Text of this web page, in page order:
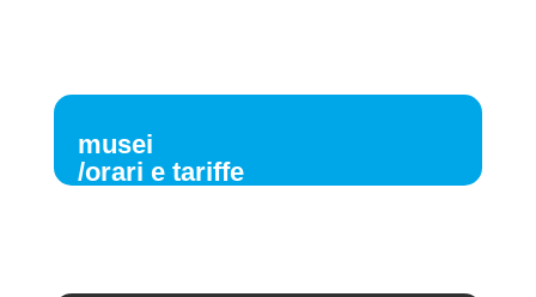
musei
/orari e tariffe